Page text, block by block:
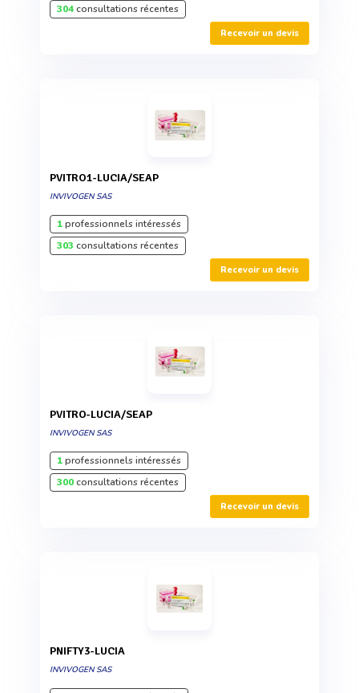
304consultations récentes
Recevoir un devis
PVITRO1-LUCIA/SEAP
INVIVOGEN SAS
1professionnels intéressés
303 consultations récentes
Recevoir un devis
PVITRO-LUCIA/SEAP
INVIVOGEN SAS
1professionnels intéressés
300consultations récentes
Recevoir un devis
PNIFTY3-LUCIA
INVIVOGEN SAS